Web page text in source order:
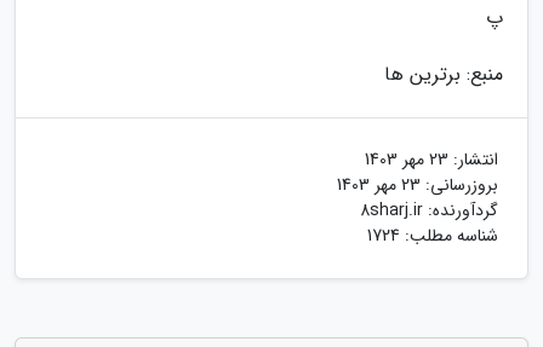
پ
منبع: برترین ها
انتشار: 23 مهر 1403
بروزرسانی: 23 مهر 1403
گردآورنده: 8sharj.ir
شناسه مطلب: 1724